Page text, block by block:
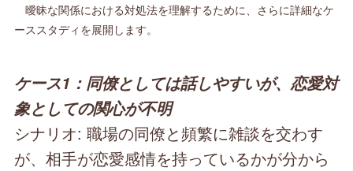
曖昧な関係における対処法を理解するために、さらに詳細なケ
ーススタディを展開します。
ケース1：同僚としては話しやすいが、恋愛対
象としての関心が不明
シナリオ: 職場の同僚と頻繁に雑談を交わす
が、相手が恋愛感情を持っているかが分から